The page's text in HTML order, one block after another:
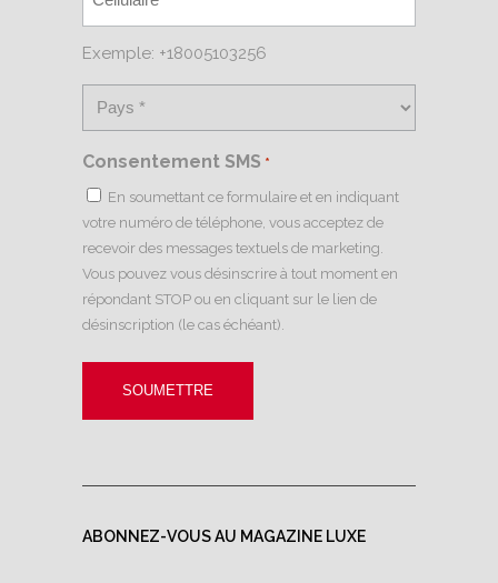
Exemple: +18005103256
Consentement SMS *
En soumettant ce formulaire et en indiquant
votre numéro de téléphone, vous acceptez de
recevoir des messages textuels de marketing.
Vous pouvez vous désinscrire à tout moment en
répondant STOP ou en cliquant sur le lien de
désinscription (le cas échéant).
ABONNEZ-VOUS AU MAGAZINE LUXE